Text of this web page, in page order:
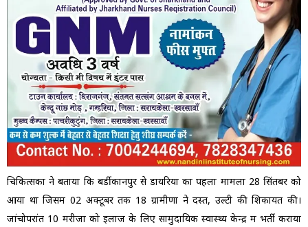
चिकित्सकों ने बताया कि बर्डीकानपुर से डायरिया का पहला मामला 28 सिंतबर को
आया था जिसमें 02 अक्टूबर तक 18 ग्रामीणों ने दस्त, उल्टी की शिकायत की।
जांचोपरांत 10 मरीजों को इलाज के लिए सामुदायिक स्वास्थ्य केन्द्र में भर्ती कराया